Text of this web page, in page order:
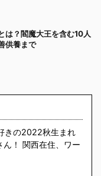
は？閻魔大王を含む10人
供養まで
きの2022秋生まれ
！ 関西在住、ワー